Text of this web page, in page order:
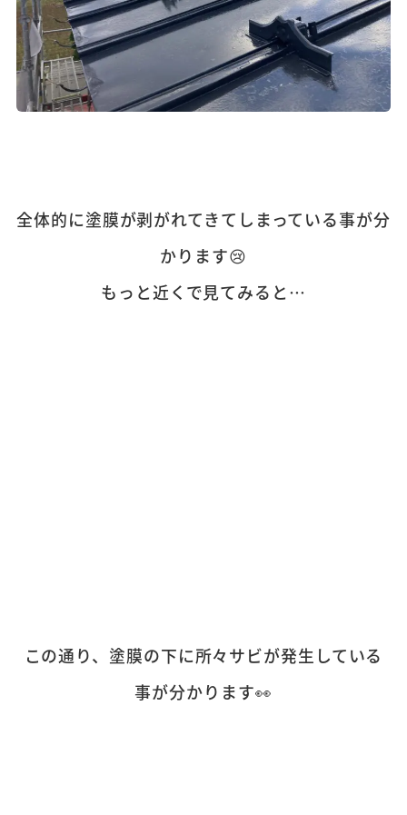
全体的に塗膜が剥がれてきてしまっている事が分
かります😢
もっと近くで見てみると…
この通り、塗膜の下に所々サビが発生している
事が分かります👀